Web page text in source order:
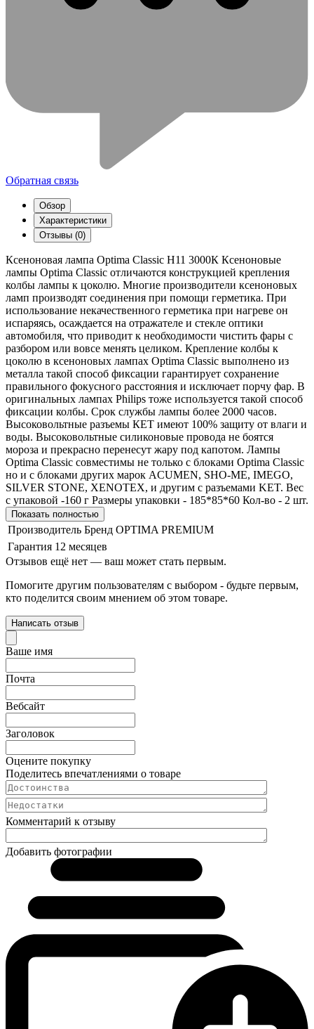
Обратная связь
Обзор
Характеристики
Отзывы (0)
Ксеноновая лампа Optima Classic Н11 3000К Ксеноновые
лампы Optima Classic отличаются конструкцией крепления
колбы лампы к цоколю. Многие производители ксеноновых
ламп производят соединения при помощи герметика. При
использование некачественного герметика при нагреве он
испаряясь, осаждается на отражателе и стекле оптики
автомобиля, что приводит к необходимости чистить фары с
разбором или вовсе менять целиком. Крепление колбы к
цоколю в ксеноновых лампах Optima Classic выполнено из
металла такой способ фиксации гарантирует сохранение
правильного фокусного расстояния и исключает порчу фар. В
оригинальных лампах Philips тоже используется такой способ
фиксации колбы. Срок службы лампы более 2000 часов.
Высоковольтные разъемы КЕТ имеют 100% защиту от влаги и
воды. Высоковольтные силиконовые провода не боятся
мороза и прекрасно перенесут жару под капотом. Лампы
Optima Classic совместимы не только с блоками Optima Classic
но и с блоками других марок ACUMEN, SHO-ME, IMEGO,
SILVER STONE, XENOTEX, и другим с разъемами KET. Вес
с упаковой -160 г Размеры упаковки - 185*85*60 Кол-во - 2 шт.
Показать полностью
Производитель Бренд OPTIMA PREMIUM
Гарантия 12 месяцев
Отзывов ещё нет — ваш может стать первым.
Помогите другим пользователям с выбором - будьте первым,
кто поделится своим мнением об этом товаре.
Написать отзыв
Ваше имя
Почта
Вебсайт
Заголовок
Оцените покупку
Поделитесь впечатлениями о товаре
Комментарий к отзыву
Добавить фотографии